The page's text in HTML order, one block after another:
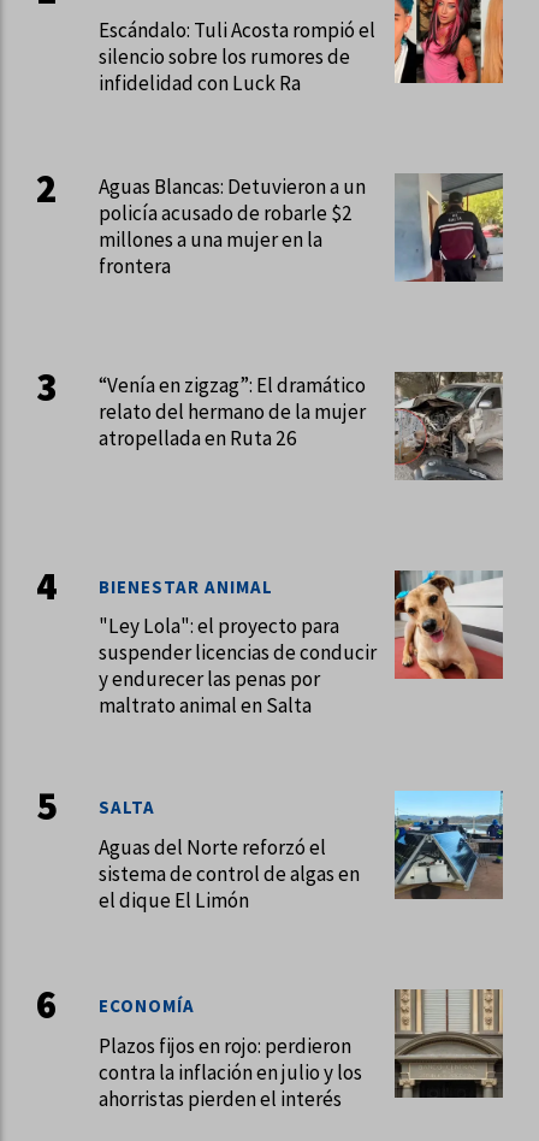
Escándalo: Tuli Acosta rompió el
silencio sobre los rumores de
infidelidad con Luck Ra
Aguas Blancas: Detuvieron a un
policía acusado de robarle $2
millones a una mujer en la
frontera
“Venía en zigzag”: El dramático
relato del hermano de la mujer
atropellada en Ruta 26
"Ley Lola": el proyecto para
suspender licencias de conducir
y endurecer las penas por
maltrato animal en Salta
BIENESTAR ANIMAL
Aguas del Norte reforzó el
sistema de control de algas en
el dique El Limón
SALTA
Plazos fijos en rojo: perdieron
contra la inflación en julio y los
ahorristas pierden el interés
ECONOMÍA